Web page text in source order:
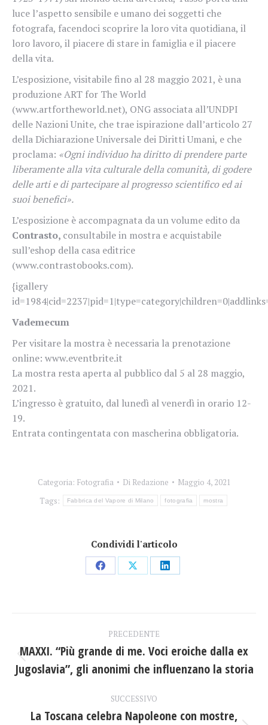
luce l’aspetto sensibile eumano dei soggetti che
fotografa, facendoci scoprire la loro vita quotidiana, il
loro lavoro, il piacere di stare in famiglia e il piacere
della vita.
L’esposizione, visitabile fino al 28 maggio 2021, èuna
produzioneART for TheWorld
(www.artfortheworld.net), ONG associata all’UNDPI
delle NazioniUnite, che traeispirazione dall’articolo 27
della DichiarazioneUniversale dei Diritti Umani, e che
proclama: «Ogni individuo ha diritto di prendere parte
liberamente alla vita culturale della comunità, di godere
delle arti e di partecipare al progresso scientifico ed ai
suoi benefici».
L’esposizione è accompagnata da un volume edito da
Contrasto, consultabilein mostra e acquistabile
sull’eshop della casa editrice
(www.contrastobooks.com).
{igallery
Vademecum
Per visitare la mostra è necessaria la prenotazione
online: www.eventbrite.it
La mostra resta aperta al pubblico dal 5 al 28 maggio,
2021.
L’ingresso è gratuito, dal lunedì al venerdì in orario 12-
19.
Entrata contingentata con mascherina obbligatoria.
Categoria: Fotografia Di Redazione
Maggio 4, 2021
Tags:
Fabbrica del Vapore di Milano fotografia mostra
Condividi l'articolo
CondividiCondividiCondividi
tra
i
post
PRECEDENTE
Post
precedente:
MAXXI. “Più grande di me. Voci eroiche dalla ex
Jugoslavia”, gli anonimi che influenzano la storia
SUCCESSIVO
La Toscana celebra Napoleone con mostre,